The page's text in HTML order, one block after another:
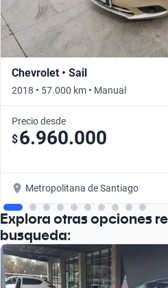
Chevrolet • Sail
2018 • 57.000 km • Manual
Precio desde
$6.960.000
Metropolitana de Santiago
Explora otras opciones
busqueda: